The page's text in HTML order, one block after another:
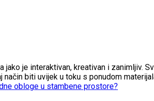
jako je interaktivan, kreativan i zanimljiv.
način biti uvijek u toku s ponudom